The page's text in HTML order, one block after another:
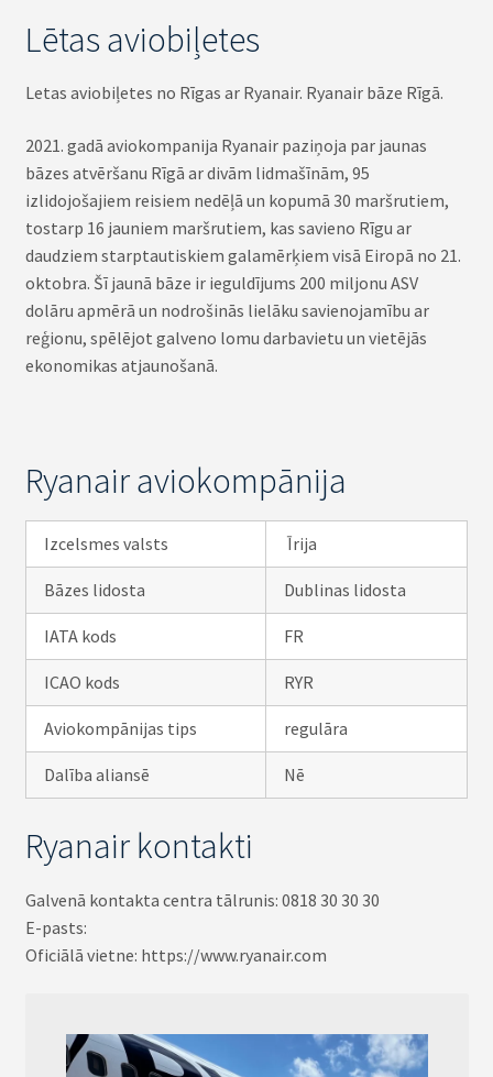
Lētas aviobiļetes
Letas aviobiļetes no Rīgas ar Ryanair. Ryanair bāze Rīgā.
2021. gadā aviokompanija Ryanair paziņoja par jaunas
bāzes atvēršanu Rīgā ar divām lidmašīnām, 95
izlidojošajiem reisiem nedēļā un kopumā 30 maršrutiem,
tostarp 16 jauniem maršrutiem, kas savieno Rīgu ar
daudziem starptautiskiem galamērķiem visā Eiropā no 21.
oktobra. Šī jaunā bāze ir ieguldījums 200 miljonu ASV
dolāru apmērā un nodrošinās lielāku savienojamību ar
reģionu, spēlējot galveno lomu darbavietu un vietējās
ekonomikas atjaunošanā.
Ryanair aviokompānija
Izcelsmes valsts Īrija
Bāzes lidosta Dublinas lidosta
IATA kods FR
ICAO kods RYR
Aviokompānijas tips regulāra
Dalība aliansē Nē
Ryanair kontakti
Galvenā kontakta centra tālrunis: 0818 30 30 30
E-pasts:
Oficiālā vietne: https://www.ryanair.com